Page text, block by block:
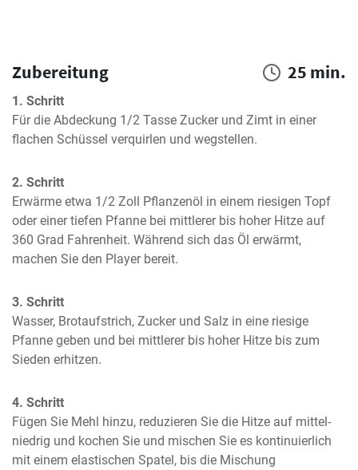
Zubereitung 25 min.
1. Schritt
Für die Abdeckung 1/2 Tasse Zucker und Zimt in einer
flachen Schüssel verquirlen und wegstellen.
2. Schritt
Erwärme etwa 1/2 Zoll Pflanzenöl in einem riesigen Topf
oder einer tiefen Pfanne bei mittlerer bis hoher Hitze auf
360 Grad Fahrenheit. Während sich das Öl erwärmt,
machen Sie den Player bereit.
3. Schritt
Wasser, Brotaufstrich, Zucker und Salz in eine riesige
Pfanne geben und bei mittlerer bis hoher Hitze bis zum
Sieden erhitzen.
4. Schritt
Fügen Sie Mehl hinzu, reduzieren Sie die Hitze auf mittel-
niedrig und kochen Sie und mischen Sie es kontinuierlich
mit einem elastischen Spatel, bis die Mischung